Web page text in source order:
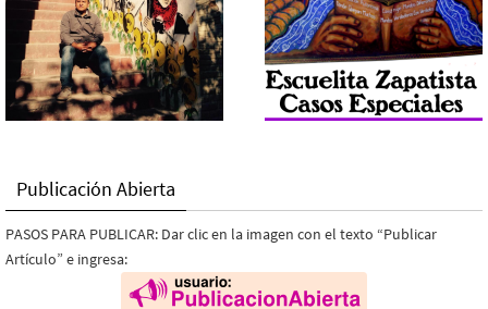
Publicación Abierta
PASOS PARA PUBLICAR: Dar clic en la imagen con el texto “Publicar
Artículo” e ingresa: